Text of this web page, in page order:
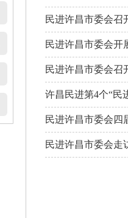
民进许昌市委会召
民进许昌市委会开
民进许昌市委会召
许昌民进第4个“民
民进许昌市委会四
民进许昌市委会走